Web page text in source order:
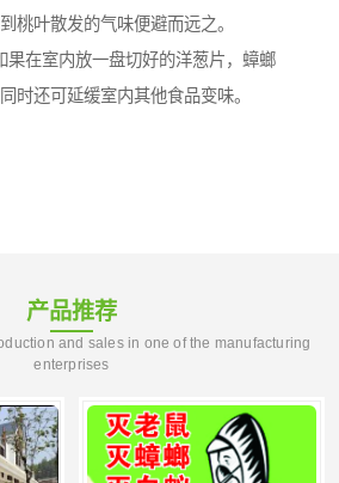
桃叶散发的气味便避而远之。
果在室内放一盘切好的洋葱片，蟑螂
时还可延缓室内其他食品变味。
产品推荐
and sales in one of the manufacturing
enterprises